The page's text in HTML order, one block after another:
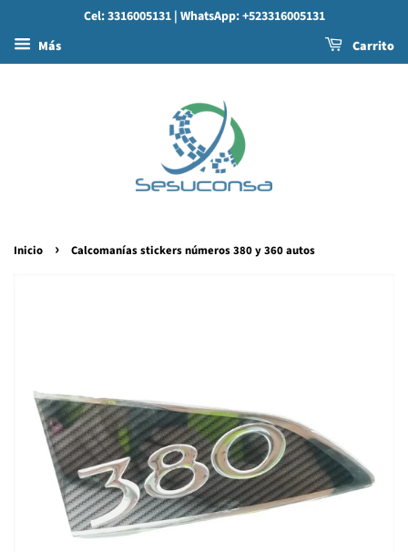
Cel: 3316005131 | WhatsApp: +523316005131
Más
Carrito
Inicio › Calcomanías stickers números 380 y 360 autos